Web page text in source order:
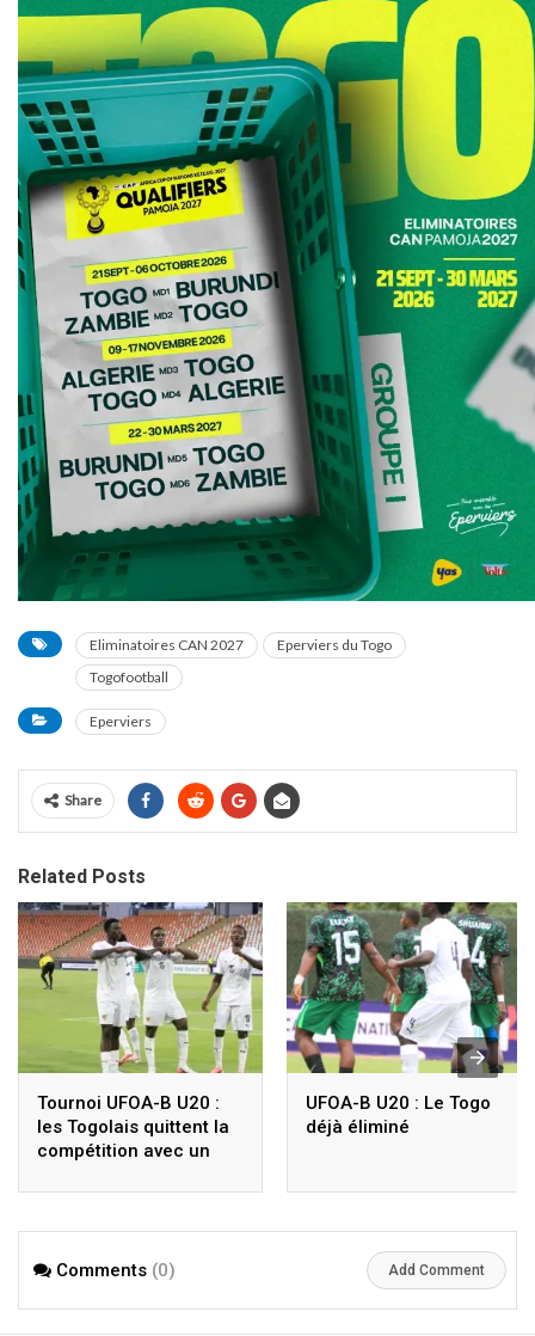
Eliminatoires CAN 2027
Eperviers du Togo
Togofootball
Eperviers
Share
Related Posts
Tournoi UFOA-B U20 :
les Togolais quittent la
compétition avec un
résultats du Togo
UFOA-B U20 : Le Togo
déjà éliminé
Comments (0) Add Comment